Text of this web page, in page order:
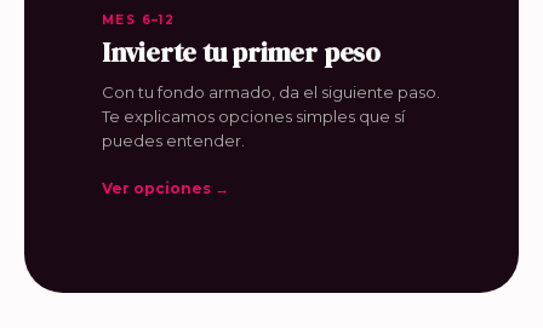
MES 6–12
Invierte tu primer peso
Con tu fondo armado, da el siguiente paso.
Te explicamos opciones simples que sí
puedes entender.
Ver opciones →